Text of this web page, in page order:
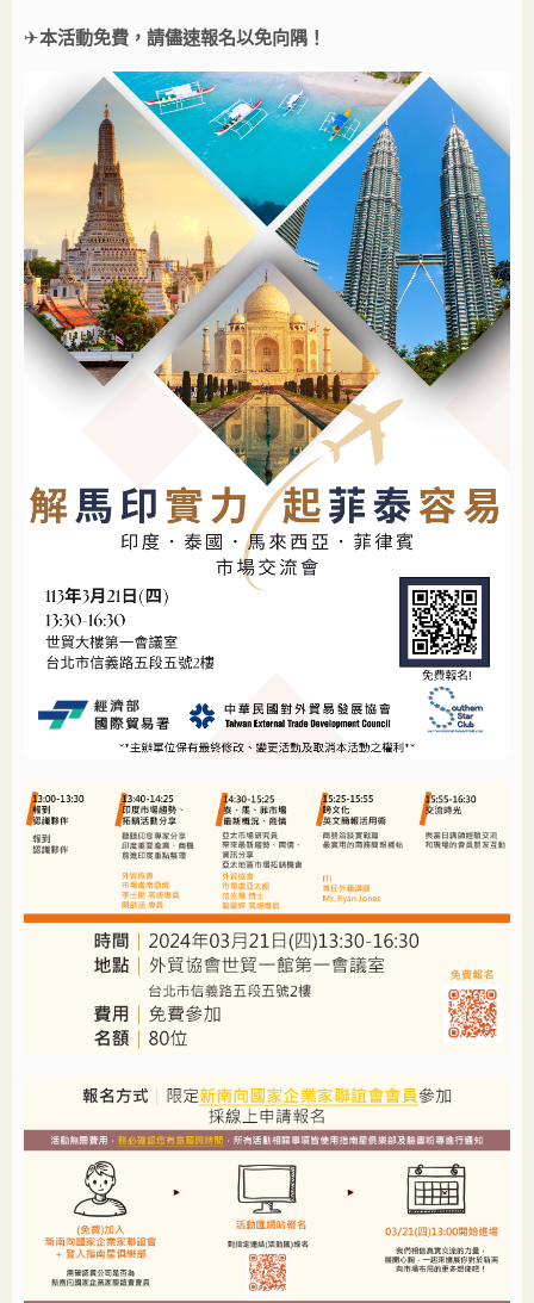
✈本活動免費，請儘速報名以免向隅！